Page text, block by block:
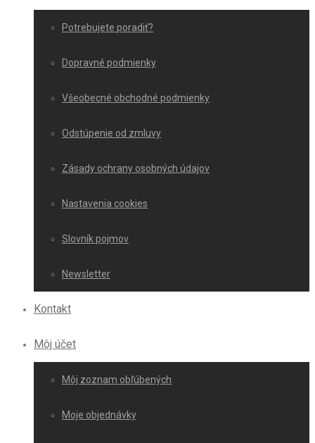
Potrebujete poradiť?
Dopravné podmienky
Všeobecné obchodné podmienky
Odstúpenie od zmluvy
Zásady ochrany osobných údajov
Nastavenia cookies
Slovník pojmov
Newsletter
Kontakt
Môj účet
Môj zoznam obľúbených
Moje objednávky